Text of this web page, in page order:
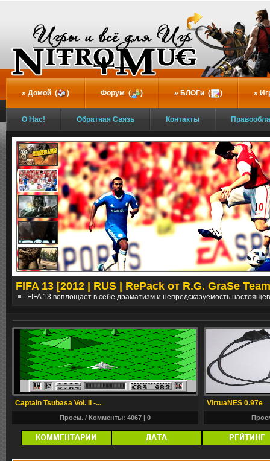
Домой ( ) Форум ( ) БЛОГи ( )
О Нас! Обратная Связь Контакты
FIFA 13 [2012 | RUS | RePack от R.G. GraSe
FIFA 13 воплощает в себе драматизм и непредсказуемость
Captain Tsubasa Vol. II -...
Просм. / Комменты: 4067 | 0
VirtuaNES 0.97e